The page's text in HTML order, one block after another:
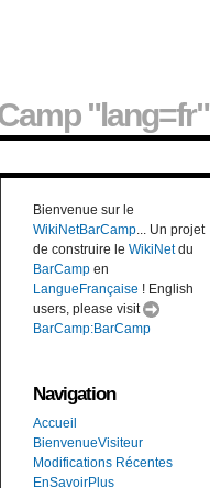
"lang=fr"
Bienvenue sur le
WikiNetBarCamp ... Un projet
de construire le WikiNetdu
BarCamp en
LangueFrançaise ! English
users, please visit
BarCamp:BarCamp
Navigation
Accueil
BienvenueVisiteur
Modifications Récentes
EnSavoirPlus